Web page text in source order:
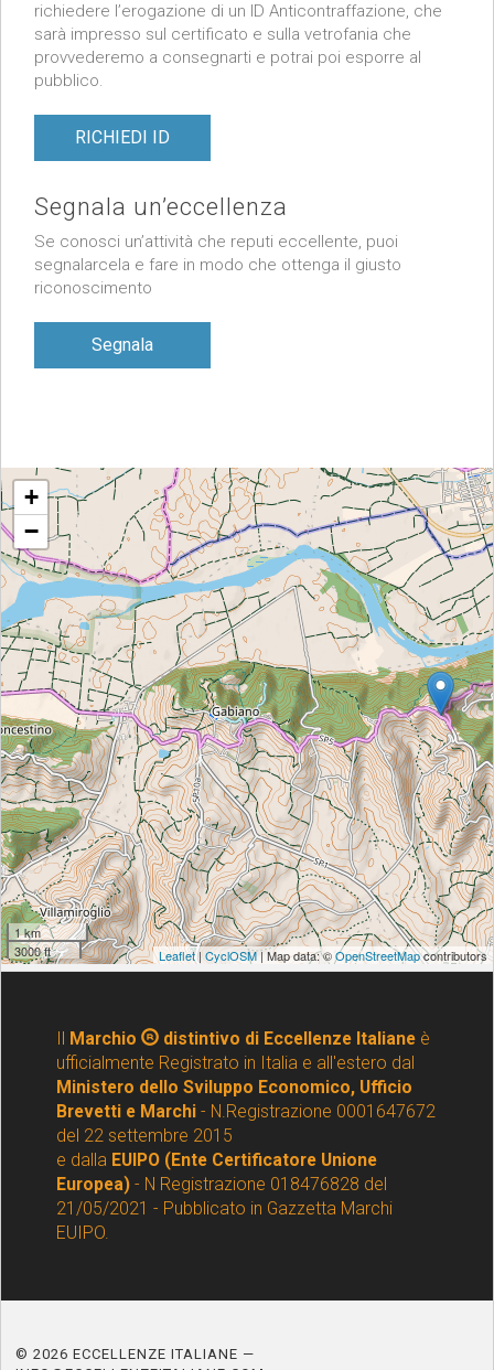
richiedere l’erogazione di un ID Anticontraffazione, che
sarà impresso sul certificato e sulla vetrofania che
provvederemo a consegnarti e potrai poi esporre al
pubblico.
RICHIEDI ID
Segnala un’eccellenza
Se conosci un’attività che reputi eccellente, puoi
segnalarcela e fare in modo che ottenga il giusto
riconoscimento
Segnala
Marchio distintivo di Eccellenze Italianeè
ufficialmente Registrato in Italia e all'estero dal
Ministero dello Sviluppo Economico, Ufficio
Brevetti e Marchi - N.Registrazione 0001647672
del 22 settembre 2015
e dalla EUIPO (Ente Certificatore Unione
Europea) - N Registrazione 018476828 del
21/05/2021 - Pubblicato in Gazzetta Marchi
EUIPO.
© 2026 ECCELLENZE ITALIANE —